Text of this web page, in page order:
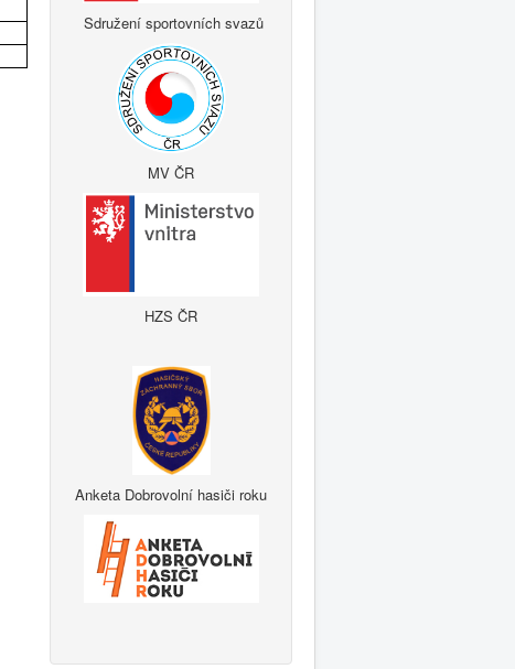
Sdružení sportovních svazů
MV ČR
HZS ČR
Anketa Dobrovolní hasiči roku